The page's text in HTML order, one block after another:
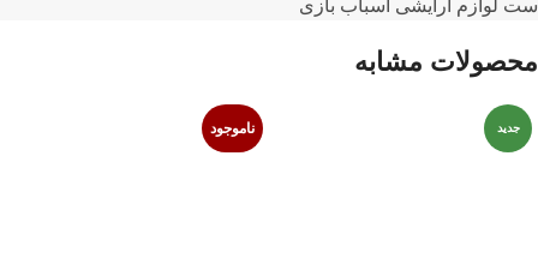
ست لوازم آرایشی اسباب بازی
محصولات مشابه
جدید ناموجود